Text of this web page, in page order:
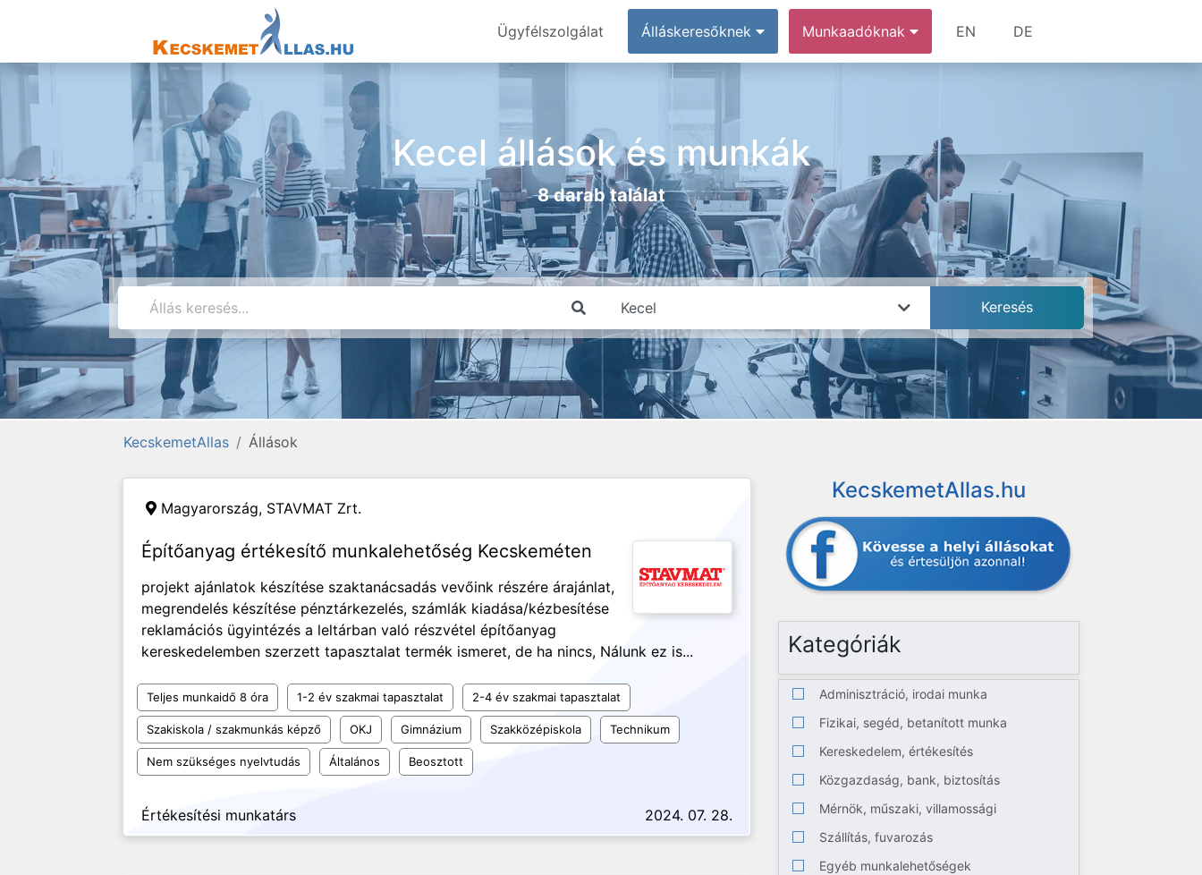
Ügyfélszolgálat Álláskeresőknek Munkaadóknak EN DE
Kecel állások és munkák
8 darab találat
KecskemetAllas Állások
Magyarország, STAVMAT Zrt.
Építőanyag értékesítő munkalehetőség Kecskeméten
projekt ajánlatok készítése szaktanácsadás vevőink részére árajánlat,
megrendelés készítése pénztárkezelés, számlák kiadása/kézbesítése
reklamációs ügyintézés a leltárban való részvétel építőanyag
kereskedelemben szerzett tapasztalat termék ismeret, de ha nincs, Nálunk ez is...
Teljes munkaidő 8 óra 1-2 év szakmai tapasztalat 2-4 év szakmai tapasztalat
Szakiskola / szakmunkás képző OKJ Gimnázium Szakközépiskola Technikum
Nem szükséges nyelvtudás Általános Beosztott
Értékesítési munkatárs 2024. 07. 28.
KecskemetAllas.hu
Kategóriák
Adminisztráció, irodai munka
Fizikai, segéd, betanított munka
Kereskedelem, értékesítés
Közgazdaság, bank, biztosítás
Mérnök, műszaki, villamossági
Szállítás, fuvarozás
Egyéb munkalehetőségek